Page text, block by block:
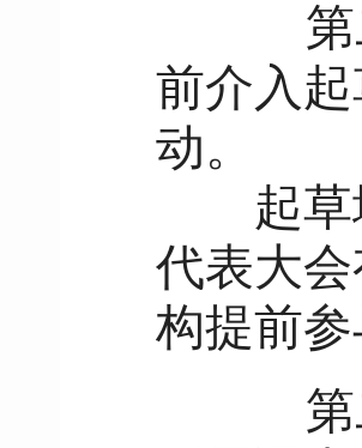
第
前介入
动。
起草地
代表大
构提前
第